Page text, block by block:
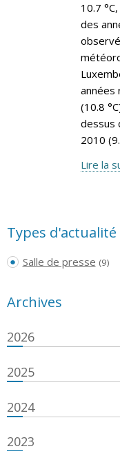
10.7
des
années
(10.8
dessus
2010
Lire la
Types d'actualité
Salle de presse (9)
Archives
2026
2025
2024
2023